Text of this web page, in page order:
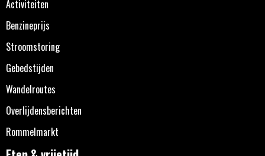
Activiteiten
Benzineprijs
Stroomstoring
Gebedstijden
Wandelroutes
Overlijdensberichten
Rommelmarkt